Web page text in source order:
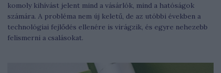
komoly kihívást jelent mind a vásárlók, mind a hatóságok
számára. A probléma nem új keletű, de az utóbbi években a
technológiai fejlődés ellenére is virágzik, és egyre nehezebb
felismerni a csalásokat.